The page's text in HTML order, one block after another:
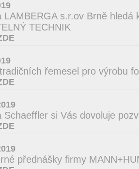
LAMBERGA s.r.ov Brně hledá
TECHNIK
řemesel pro výrobu
Schaeffler si Vás dovoluje
přednášky firmy